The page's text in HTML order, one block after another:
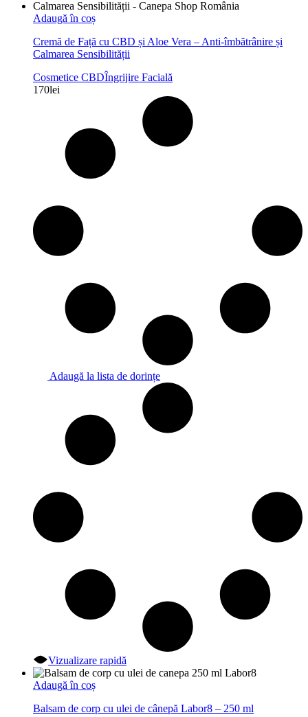
Adaugă în coș
Cremă de Față cu CBD și Aloe Vera – Anti-îmbătrânire și
Calmarea Sensibilității
Cosmetice CBDÎngrijire Facială
170lei
Adaugă la lista de dorințe
Vizualizare rapidă
Adaugă în coș
Balsam de corp cu ulei de cânepă Labor8 – 250 ml